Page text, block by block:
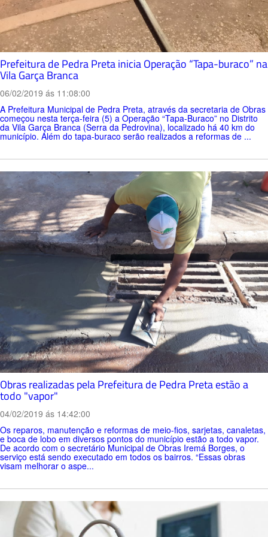
Prefeitura de Pedra Preta inicia Operação “Tapa-buraco” na
Vila Garça Branca
06/02/2019 ás 11:08:00
A Prefeitura Municipal de Pedra Preta, através da secretaria de Obras
começou nesta terça-feira (5) a Operação “Tapa-Buraco” no Distrito
da Vila Garça Branca (Serra da Pedrovina), localizado há 40 km do
município. Além do tapa-buraco serão realizados a reformas de ...
Obras realizadas pela Prefeitura de Pedra Preta estão a
todo "vapor"
04/02/2019 ás 14:42:00
Os reparos, manutenção e reformas de meio-fios, sarjetas, canaletas,
e boca de lobo em diversos pontos do município estão a todo vapor.
De acordo com o secretário Municipal de Obras Iremá Borges, o
serviço está sendo executado em todos os bairros. “Essas obras
visam melhorar o aspe...